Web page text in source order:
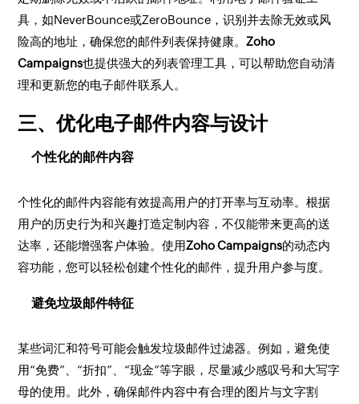
具，如NeverBounce或ZeroBounce，识别并去除无效或风
险高的地址，确保您的邮件列表保持健康。Zoho
Campaigns也提供强大的列表管理工具，可以帮助您自动清
理和更新您的电子邮件联系人。
三、优化电子邮件内容与设计
个性化的邮件内容
个性化的邮件内容能有效提高用户的打开率与互动率。根据
用户的历史行为和兴趣打造定制内容，不仅能带来更高的送
达率，还能增强客户体验。使用Zoho Campaigns的动态内
容功能，您可以轻松创建个性化的邮件，提升用户参与度。
避免垃圾邮件特征
某些词汇和符号可能会触发垃圾邮件过滤器。例如，避免使
用“免费”、“折扣”、“现金”等字眼，尽量减少感叹号和大写字
母的使用。此外，确保邮件内容中有合理的图片与文字割